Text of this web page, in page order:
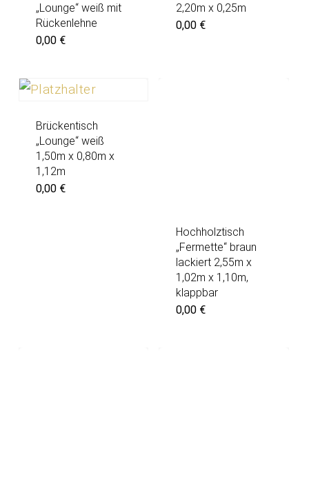
„Lounge“ weiß mit
Rückenlehne
0,00 €
2,20m x 0,25m
0,00 €
Brückentisch
„Lounge“ weiß
1,50m x 0,80m x
1,12m
0,00 €
Hochholztisch
„Fermette“ braun
lackiert 2,55m x
1,02m x 1,10m,
klappbar
0,00 €